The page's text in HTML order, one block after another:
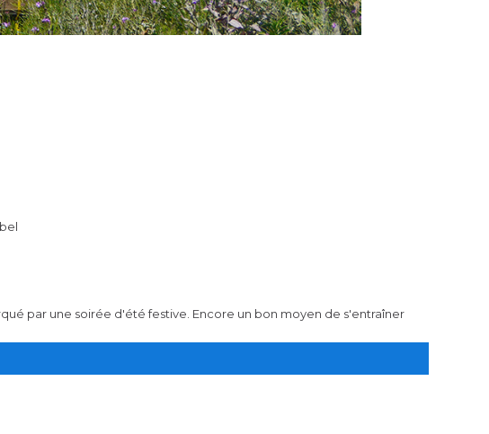
par une soirée d'été festive. Encore un bon moyen de s'entraîner